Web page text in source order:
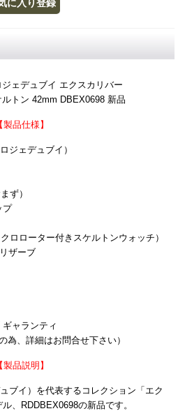
ェデュブイ エクスカリバー
トン 42mm DBEX0698 新品
【製品仕様】
ジェデュブイ）
ず）
プ
ロローター付きスケルトンウォッチ）
ザーブ
ャランティ
為、詳細はお問合せ下さい）
【製品説明】
ブイ）を代表するコレクション「エク
、RDDBEX0698の新品です。